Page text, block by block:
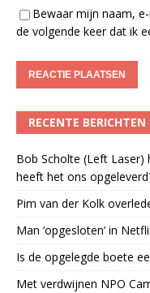
Bewaar mijn naam,
de volgende keer dat ik
RECENTE BERICHTEN
Bob Scholte (Left Laser)
heeft het ons
Pim van der Kolk
Man ‘opgesloten’ in
Is de opgelegde boete
Met verdwijnen NPO